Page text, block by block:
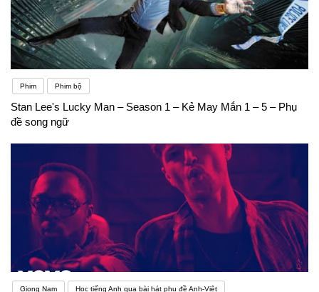
Phim Phim bộ
Stan Lee's Lucky Man – Season 1 – Kẻ May Mắn 1 – 5 – Phụ
đề song ngữ
Giọng Nam Học tiếng Anh qua bài hát phụ đề Anh-Việt